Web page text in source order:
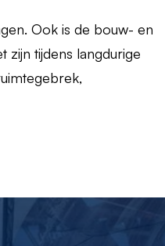
Ook is de bouw- en
zijn tijdens langdurige